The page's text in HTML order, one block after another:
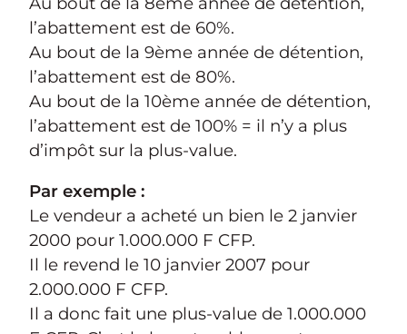
l’abattement est de 60%.
Au bout de la 9ème année de détention,
l’abattement est de 80%.
Au bout de la 10ème année de détention,
l’abattement est de 100% = il n’y a plus
d’impôt sur la plus-value.
Par exemple :
Le vendeur a acheté un bien le 2 janvier
2000 pour 1.000.000 F CFP.
Il le revend le 10 janvier 2007 pour
2.000.000 F CFP.
Il a donc fait une plus-value de 1.000.000